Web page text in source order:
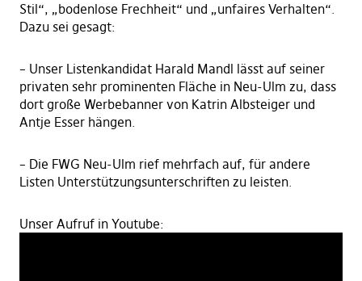
Stil“, „bodenlose Frechheit“ und „unfaires Verhalten“.
Dazu sei gesagt:
– Unser Listenkandidat Harald Mandl lässt auf seiner
privaten sehr prominenten Fläche in Neu-Ulm zu, dass
dort große Werbebanner von Katrin Albsteiger und
Antje Esser hängen.
– Die FWG Neu-Ulm rief mehrfach auf, für andere
Listen Unterstützungsunterschriften zu leisten.
Unser Aufruf in Youtube: